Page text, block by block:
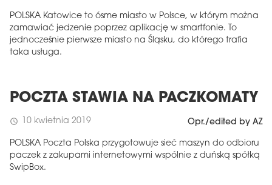
POLSKA Katowice to ósme miasto w Polsce, w którym można
zamawiać jedzenie poprzez aplikację w smartfonie. To
jednocześnie pierwsze miasto na Śląsku, do którego trafia
taka usługa.
POCZTA STAWIA NA PACZKOMATY
schedule 10 kwietnia 2019 Opr./edited by AZ
POLSKA Poczta Polska przygotowuje sieć maszyn do odbioru
paczek z zakupami internetowymi wspólnie z duńską spółką
SwipBox.